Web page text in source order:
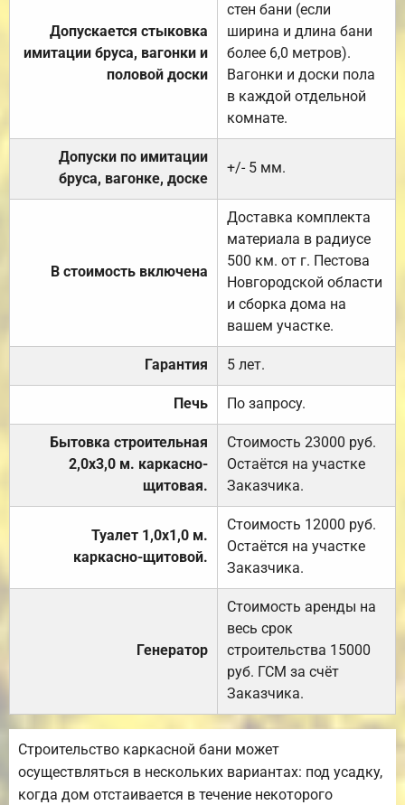
Допускается стыковка
имитации бруса, вагонки и
половой доски
стен бани (если
ширина и длина бани
более 6,0 метров).
Вагонки и доски пола
в каждой отдельной
комнате.
Допуски по имитации
бруса, вагонке, доске
+/- 5 мм.
В стоимость включена
Доставка комплекта
материала в радиусе
500 км. от г. Пестова
Новгородской области
и сборка дома на
вашем участке.
Гарантия 5 лет.
Печь По запросу.
Бытовка строительная
2,0х3,0 м. каркасно-
щитовая.
Стоимость 23000 руб.
Остаётся на участке
Заказчика.
Туалет 1,0х1,0 м.
каркасно-щитовой.
Стоимость 12000 руб.
Остаётся на участке
Заказчика.
Генератор
Стоимость аренды на
весь срок
строительства 15000
руб. ГСМ за счёт
Заказчика.
Строительство каркасной бани может
осуществляться в нескольких вариантах: под усадку,
когда дом отстаивается в течение некоторого